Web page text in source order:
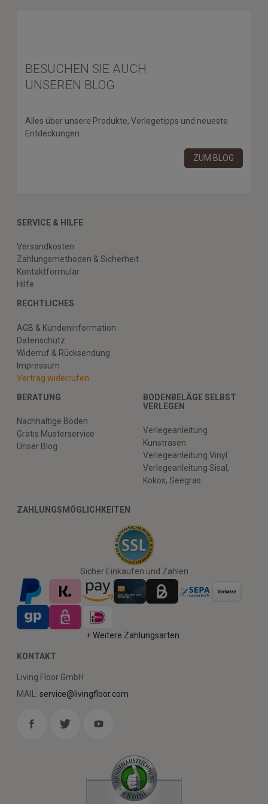
BESUCHEN SIE AUCH
UNSEREN BLOG
Alles über unsere Produkte, Verlegetipps und neueste
Entdeckungen.
ZUM BLOG
SERVICE & HILFE
Versandkosten
Zahlungsmethoden & Sicherheit
Kontaktformular
Hilfe
RECHTLICHES
AGB & Kundeninformation
Datenschutz
Widerruf & Rücksendung
Impressum
Vertrag widerrufen
BERATUNG
Nachhaltige Böden
Gratis Musterservice
Unser Blog
BODENBELÄGE SELBST
VERLEGEN
Verlegeanleitung
Kunstrasen
Verlegeanleitung Vinyl
Verlegeanleitung Sisal,
Kokos, Seegras
ZAHLUNGSMÖGLICHKEITEN
Sicher Einkaufen und Zahlen
+ Weitere Zahlungsarten
KONTAKT
Living Floor GmbH
MAIL: service@livingfloor.com